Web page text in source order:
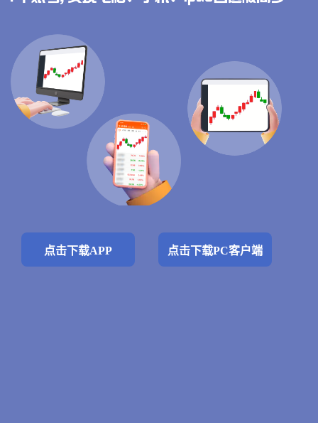
点击下载APP 点击下载PC客户端